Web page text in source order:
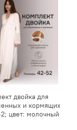
двойка для
и кормящих
2; цвет: молочный